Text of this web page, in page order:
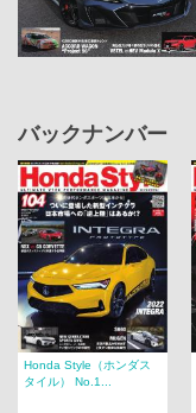
バックナンバー
Honda Style（ホンダス
タイル） No.1...